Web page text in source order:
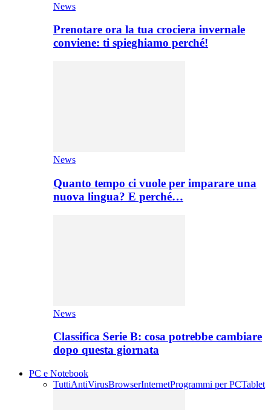
News
Prenotare ora la tua crociera invernale
conviene: ti spieghiamo perché!
News
Quanto tempo ci vuole per imparare una
nuova lingua? E perché…
News
Classifica Serie B: cosa potrebbe cambiare
dopo questa giornata
PC e Notebook
TuttiAntiVirusBrowserInternetProgrammi per PCTablet